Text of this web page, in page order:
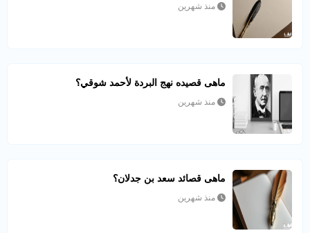
منذ شهرين
ماهى قصيده نهج البردة لأحمد شوقي؟
منذ شهرين
ماهى قصائد سعد بن جدلان؟
منذ شهرين